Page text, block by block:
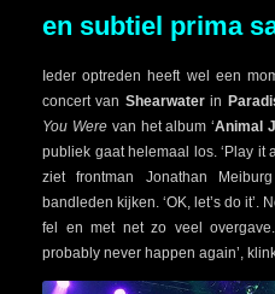
en subtiel prima
Ieder optreden heeft wel een
concert van Shearwaterin
You Werevan het album ‘Animal
publiek gaat helemaal los. ‘Play it
ziet frontman Jonathan
bandleden kijken. ‘OK, let’s do it’.
fel en met net zo veel
probably never happen again’,